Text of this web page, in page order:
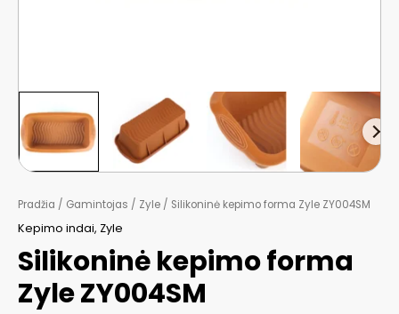
Pradžia / Gamintojas / Zyle / Silikoninė kepimo forma Zyle ZY004SM
Kepimo indai, Zyle
Silikoninė kepimo forma
Zyle ZY004SM